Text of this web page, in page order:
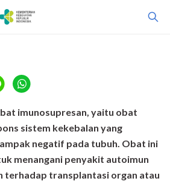
imunosupresan, yaitu obat
sistem kekebalan yang
negatif pada tubuh. Obat ini
menangani penyakit autoimun
terhadap transplantasi organ atau